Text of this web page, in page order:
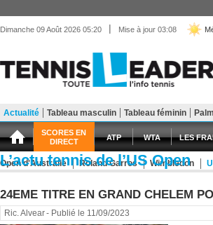
Dimanche 09 Août 2026 05:20 | Mise à jour 03:08
Matériel Entraînement
SCORES EN
DIRECT
ATP WTA LES
Open d'Australie Roland Garros Wimbledon
Actualité Tableau masculin Tableau féminin
L’actu tennis de l’US Open
24EME TITRE EN GRAND CHELEM
Ric. Alvear- Publié le 11/09/2023